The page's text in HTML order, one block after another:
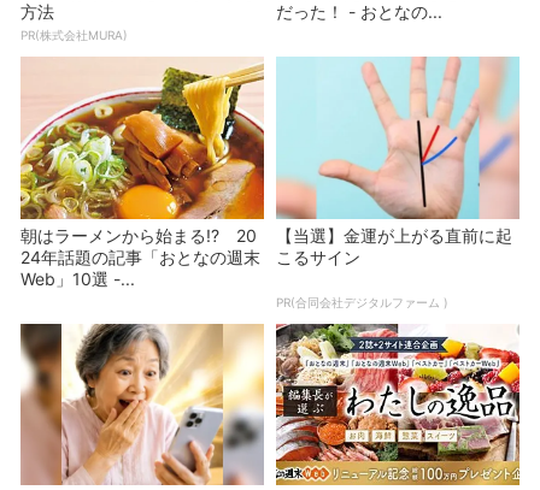
方法
PR(株式会社MURA)
だった！ - おとなの...
朝はラーメンから始まる!? 20
24年話題の記事「おとなの週末
Web」10選 -...
【当選】金運が上がる直前に起
こるサイン
PR(合同会社デジタルファーム )